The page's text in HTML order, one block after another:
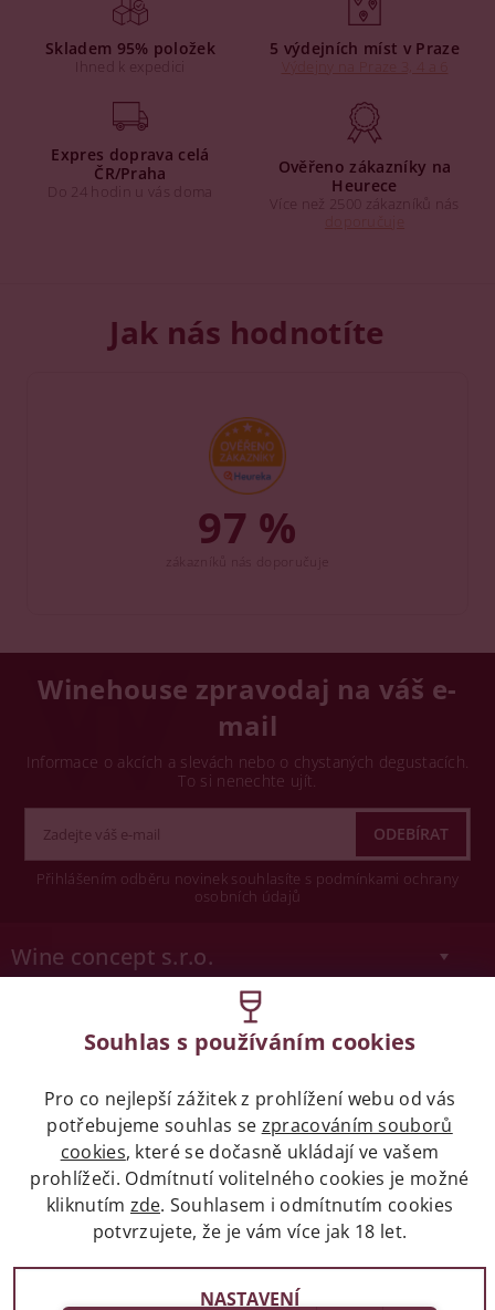
Skladem 95% položek
Ihned k expedici
5 výdejních míst v Praze
Expres doprava celá
ČR/Praha
Do 24 hodin u vás doma
Ověřeno zákazníky na
Heurece
Více než 2500 zákazníků nás
Jak nás hodnotíte
97 %
Winehouse zpravodaj na váš e-
mail
Informace o akcích a slevách nebo o chystaných degustacích.
To si nenechte ujít.
Přihlášením odběru novinek souhlasíte s podmínkami ochrany
osobních údajů
Wine concept s.r.o.
mladších 18 let.
Naše služby
Vše o nákupu
Souhlas s používáním cookies
Pro co nejlepší zážitek z prohlížení webu od vás
potřebujeme souhlas se zpracováním souborů
cookies, které se dočasně ukládají ve vašem
prohlížeči. Odmítnutí volitelného cookies je možné
kliknutím zde. Souhlasem i odmítnutím cookies
potvrzujete, že je vám více jak 18 let.
NASTAVENÍ